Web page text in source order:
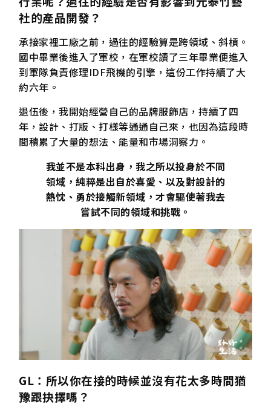
社的產品開發？
承接家裡工廠之前，過往的經驗算是跨領域、斜槓。
國中畢業後進入了軍校，在軍校讀了三年畢業便進入
到軍隊負責修理IDF飛機的引擎，這份工作持續了大
約六年。
退伍後，我開始經營自己的品牌服飾店，持續了四
年，設計、打版、打樣等通通自己來，也因為這段時
間積累了大量的想法、能量和市場洞察力。
我並不是本科出身，我之所以投身於不同
領域，純粹是出自於喜愛、以及對設計的
熱忱、勇於接觸新領域，才會驅使著我去
嘗試不同的領域和挑戰。
GL ：所以你在接的時候並沒有花太多時間猶
豫跟抉擇嗎？